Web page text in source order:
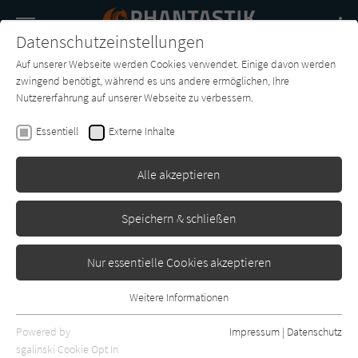
SUCHE
Buch-
Entdecker
Forum Charts
Christian Vogt
Der Greif: Die Vorboten
Erschienen: Mai 2023 0
Datenschutzeinstellungen
Auf unserer Webseite werden Cookies verwendet. Einige davon werden
zwingend benötigt, während es uns andere ermöglichen, Ihre
Nutzererfahrung auf unserer Webseite zu verbessern.
Essentiell Externe Inhalte
Alle akzeptieren
Speichern & schließen
Nur essentielle Cookies akzeptieren
Essentielle Cookies werden für grundlegende Funktionen der
Webseite benötigt. Dadurch ist gewährleistet, dass die Webseite
Weitere Informationen
Powered by
sgalinski Cookie Opt In
Impressum | Datenschutz